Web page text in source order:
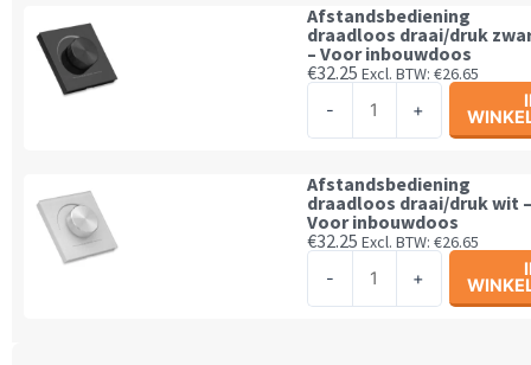
Draadloos
–
Zwart
aantal
Afstandsbediening
draadloos draai/druk
– Voor inbouwdoos
€32.25 Excl. BTW: €26.65
-
zwart
-
Voor
+
Afstandsbediening
draadloos draai/druk wit –
Voor inbouwdoos
€32.25 Excl. BTW: €26.65
-
+